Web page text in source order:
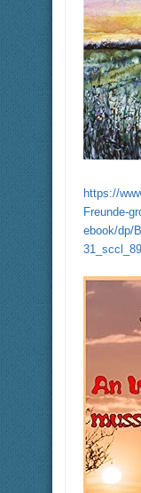
https://
Freunde-
ebook/dp/